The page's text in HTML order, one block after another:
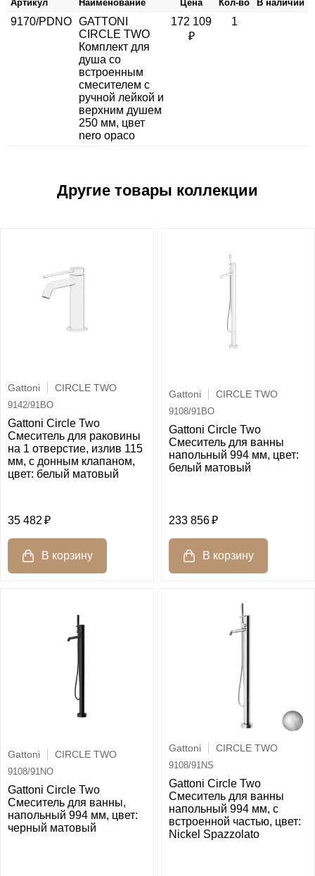
Артикул Наименование Цена Кол-во В наличии
9170/PDNO GATTONI
CIRCLE TWO
Комплект для
душа со
встроенным
смесителем с
ручной лейкой и
верхним душем
250 мм, цвет
nero opaco
172 109
₽
1
Gattoni CIRCLE TWO
9142/91BO
Gattoni Circle Two
Смеситель для раковины
на 1 отверстие, излив 115
мм, с донным клапаном,
цвет: белый матовый
35 482
Gattoni CIRCLE TWO
9108/91BO
Gattoni Circle Two
Смеситель для ванны
напольный 994 мм, цвет:
белый матовый
233 856
Gattoni CIRCLE TWO
9108/91NO
Gattoni Circle Two
Смеситель для ванны,
напольный 994 мм, цвет:
черный матовый
Gattoni CIRCLE TWO
9108/91NS
Gattoni Circle Two
Смеситель для ванны
напольный 994 мм, с
встроенной частью, цвет:
Nickel Spazzolato